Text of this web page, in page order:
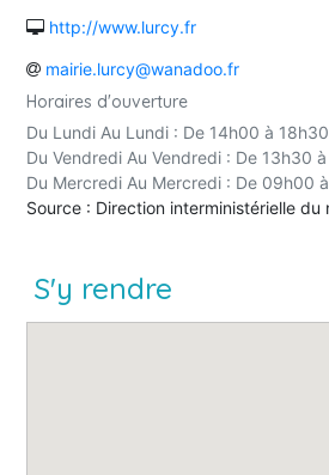
http://www.lurcy.fr
mairie.lurcy@wanadoo.fr
Horaires d'ouverture
Du Lundi Au Lundi : De 14h00 à 18h30
Du Vendredi Au Vendredi : De 13h30
Du Mercredi Au Mercredi : De 09h00
Source : Direction interministérielle du
S'y rendre